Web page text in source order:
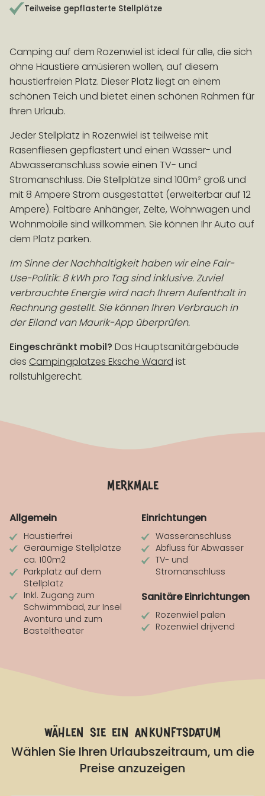
FRÜHBUCHERVORTEIL
Buchen Sie > 100 Tage vor Anreise und erhalten Sie
10% Rabatt auf die Unterkunft!Bedingungen
Teilweise gepflasterte Stellplätze
Camping auf dem Rozenwiel ist ideal für alle, die sich
ohne Haustiere amüsieren wollen, auf diesem
haustierfreien Platz. Dieser Platz liegt an einem
schönen Teich und bietet einen schönen Rahmen für
Ihren Urlaub.
Jeder Stellplatz in Rozenwiel ist teilweise mit
Rasenfliesen gepflastert und einen Wasser- und
Abwasseranschluss sowie einen TV- und
Stromanschluss. Die Stellplätze sind 100m² groß und
mit 8 Ampere Strom ausgestattet (erweiterbar auf 12
Ampere). Faltbare Anhänger, Zelte, Wohnwagen und
Wohnmobile sind willkommen. Sie können Ihr Auto auf
dem Platz parken.
Im Sinne der Nachhaltigkeit haben wir eine Fair-
Use-Politik: 8 kWh pro Tag sind inklusive. Zuviel
verbrauchte Energie wird nach Ihrem Aufenthalt in
Rechnung gestellt. Sie können Ihren Verbrauch in
der Eiland van Maurik-App überprüfen.
Eingeschränkt mobil? Das Hauptsanitärgebäude
des Campingplatzes Eksche Waard ist
rollstuhlgerecht.
merkmale
Allgemein
Haustierfrei
Geräumige Stellplätze
ca. 100m2
Parkplatz auf dem
Stellplatz
Inkl. Zugang zum
Schwimmbad, zur Insel
Avontura und zum
Basteltheater
Einrichtungen
Wasseranschluss
Abfluss für Abwasser
TV- und
Stromanschluss
Sanitäre Einrichtungen
Rozenwiel palen
Rozenwiel drijvend
wählen sie ein ankunftsdatum
Wählen Sie Ihren Urlaubszeitraum, um die
Preise anzuzeigen